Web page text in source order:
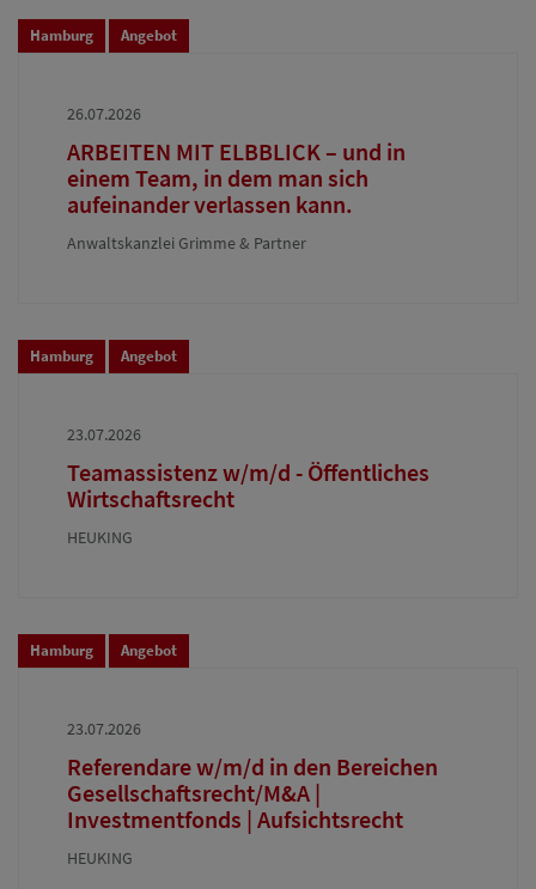
Hamburg Angebot
26.07.2026
ARBEITEN MIT ELBBLICK – und in
einem Team, in dem man sich
aufeinander verlassen kann.
Anwaltskanzlei Grimme & Partner
Hamburg Angebot
23.07.2026
Teamassistenz w/m/d - Öffentliches
Wirtschaftsrecht
HEUKING
Hamburg Angebot
23.07.2026
Referendare w/m/d in den Bereichen
Gesellschaftsrecht/M&A |
Investmentfonds | Aufsichtsrecht
HEUKING